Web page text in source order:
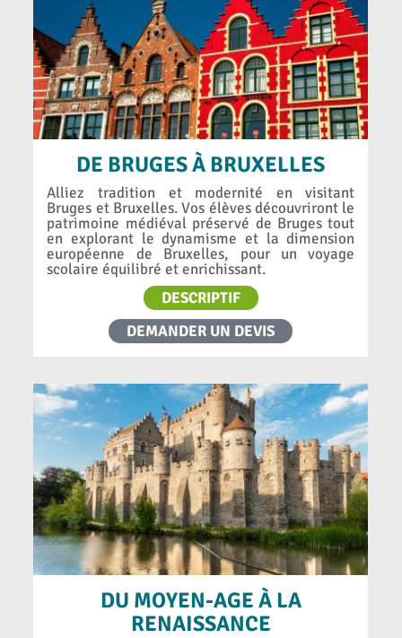
DE BRUGES À BRUXELLES
Alliez tradition et modernité en visitant
Bruges et Bruxelles. Vos élèves découvriront le
patrimoine médiéval préservé de Bruges tout
en explorant le dynamisme et la dimension
européenne de Bruxelles, pour un voyage
scolaire équilibré et enrichissant.
DESCRIPTIF
DEMANDER UN DEVIS
DU MOYEN-AGE À LA
RENAISSANCE